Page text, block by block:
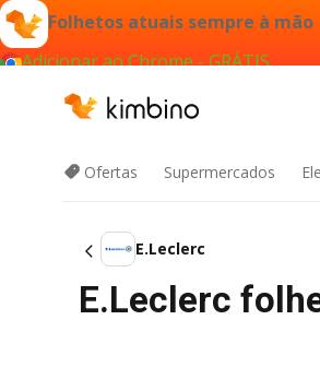
Folhetos atuais sempre à mão
Adicionar ao Chrome - GRÁTIS
Ofertas Supermercados
E.Leclerc
E.Leclerc